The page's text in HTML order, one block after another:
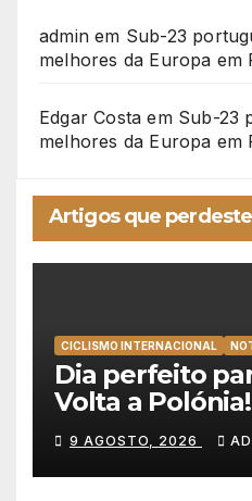
admin em Sub-23
melhores da Europa em
Edgar Costa em Sub-23
melhores da Europa em
Artigos que perdeste
CICLISMO INTERNACIONAL
Dia perfeito
Volta a
vence contra-
Brenner revira
favor
9 AGOSTO, 2026